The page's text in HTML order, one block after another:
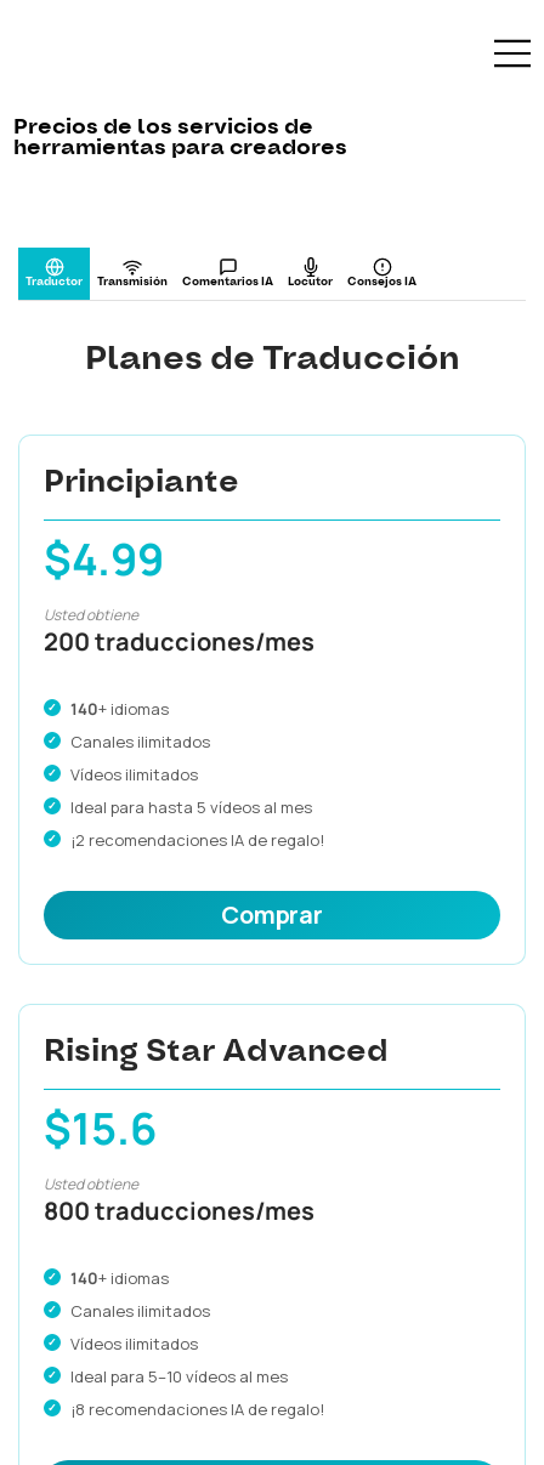
Precios de los servicios de
herramientas para creadores
Traductor Transmisión Comentarios IA Locutor Consejos IA
Planes de Traducción
Principiante
$4.99
Usted obtiene
200 traducciones/mes
140+ idiomas
Canales ilimitados
Vídeos ilimitados
Ideal para hasta 5 vídeos al mes
¡2 recomendaciones IA de regalo!
Comprar
Rising Star Advanced
$15.6
Usted obtiene
800 traducciones/mes
140+ idiomas
Canales ilimitados
Vídeos ilimitados
Ideal para 5–10 vídeos al mes
¡8 recomendaciones IA de regalo!